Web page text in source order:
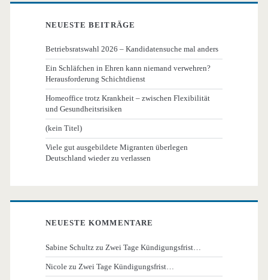
NEUESTE BEITRÄGE
Betriebsratswahl 2026 – Kandidatensuche mal anders
Ein Schläfchen in Ehren kann niemand verwehren?
Herausforderung Schichtdienst
Homeoffice trotz Krankheit – zwischen Flexibilität
und Gesundheitsrisiken
(kein Titel)
Viele gut ausgebildete Migranten überlegen
Deutschland wieder zu verlassen
NEUESTE KOMMENTARE
Sabine Schultz zu Zwei Tage Kündigungsfrist…
Nicole zu Zwei Tage Kündigungsfrist…